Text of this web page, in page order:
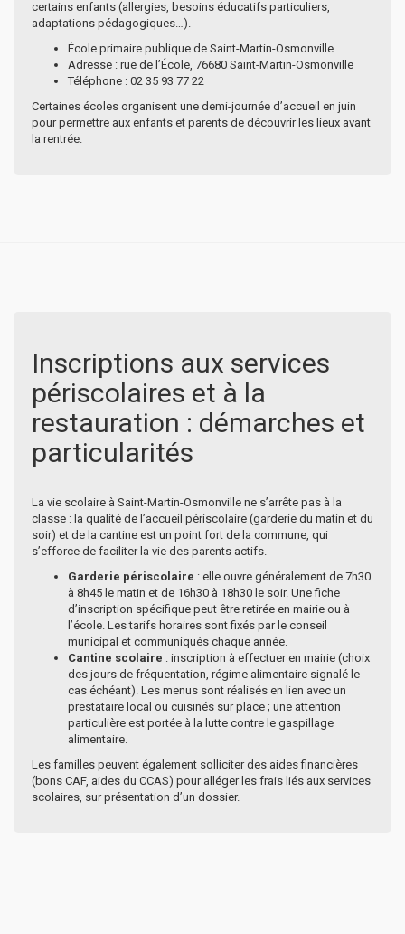
certains enfants (allergies, besoins éducatifs particuliers,
adaptations pédagogiques…).
École primaire publique de Saint-Martin-Osmonville
Adresse : rue de l’École, 76680 Saint-Martin-Osmonville
Téléphone : 02 35 93 77 22
Certaines écoles organisent une demi-journée d’accueil en juin
pour permettre aux enfants et parents de découvrir les lieux avant
la rentrée.
Inscriptions aux services
périscolaires et à la
restauration : démarches et
particularités
La vie scolaire à Saint-Martin-Osmonville ne s’arrête pas à la
classe : la qualité de l’accueil périscolaire (garderie du matin et du
soir) et de la cantine est un point fort de la commune, qui
s’efforce de faciliter la vie des parents actifs.
Garderie périscolaire : elle ouvre généralement de 7h30
à 8h45 le matin et de 16h30 à 18h30 le soir. Une fiche
d’inscription spécifique peut être retirée en mairie ou à
l’école. Les tarifs horaires sont fixés par le conseil
municipal et communiqués chaque année.
Cantine scolaire : inscription à effectuer en mairie (choix
des jours de fréquentation, régime alimentaire signalé le
cas échéant). Les menus sont réalisés en lien avec un
prestataire local ou cuisinés sur place ; une attention
particulière est portée à la lutte contre le gaspillage
alimentaire.
Les familles peuvent également solliciter des aides financières
(bons CAF, aides du CCAS) pour alléger les frais liés aux services
scolaires, sur présentation d’un dossier.